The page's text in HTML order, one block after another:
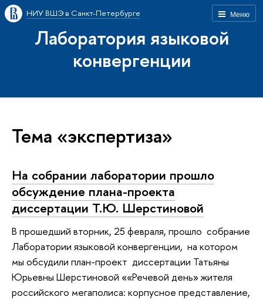
Меню
НИУ ВШЭ в Санкт-Петербурге
Лаборатория языковой
конвергенции
Тема «экспертиза»
На собрании лаборатории прошло
обсуждение плана-проекта
диссертации Т.Ю. Шерстиновой
В прошедший вторник, 25 февраля, прошло собрание
Лаборатории языковой конвергенции, на котором
мы обсудили план-проект диссертации Татьяны
Юрьевны Шерстиновой ««Речевой день» жителя
российского мегаполиса: корпусное представление,